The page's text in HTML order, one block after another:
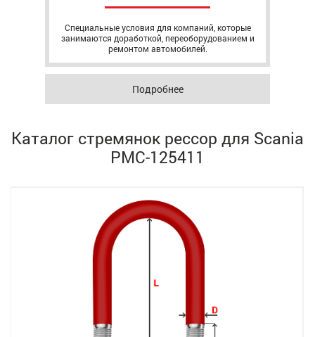
Специальные условия для компаний, которые
занимаются доработкой, переоборудованием и
ремонтом автомобилей.
Подробнее
Каталог стремянок рессор для Scania
РМС-125411